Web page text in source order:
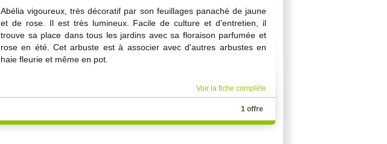
Abélia vigoureux, très décoratif par son feuillages panaché de jaune
et de rose. Il est très lumineux. Facile de culture et d'entretien, il
trouve sa place dans tous les jardins avec sa floraison parfumée et
rose en été. Cet arbuste est à associer avec d'autres arbustes en
haie fleurie et même en pot.
Voir la fiche complète
1 offre